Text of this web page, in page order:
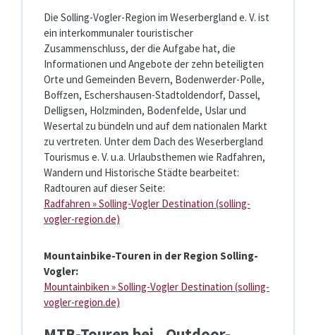
Die Solling-Vogler-Region im Weserbergland e. V. ist
ein interkommunaler touristischer
Zusammenschluss, der die Aufgabe hat, die
Informationen und Angebote der zehn beteiligten
Orte und Gemeinden Bevern, Bodenwerder-Polle,
Boffzen, Eschershausen-Stadtoldendorf, Dassel,
Delligsen, Holzminden, Bodenfelde, Uslar und
Wesertal zu bündeln und auf dem nationalen Markt
zu vertreten. Unter dem Dach des Weserbergland
Tourismus e. V. u.a. Urlaubsthemen wie Radfahren,
Wandern und Historische Städte bearbeitet:
Radtouren auf dieser Seite:
Radfahren » Solling-Vogler Destination (solling-
vogler-region.de)
Mountainbike-Touren in der Region Solling-
Vogler:
Mountainbiken » Solling-Vogler Destination (solling-
vogler-region.de)